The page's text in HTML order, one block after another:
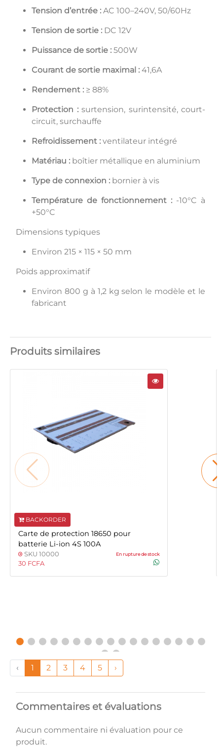
Tension d’entrée : AC 100–240V, 50/60Hz
Tension de sortie : DC 12V
Puissance de sortie : 500W
Courant de sortie maximal : 41,6A
Rendement : ≥ 88%
Protection :surtension, surintensité, court-
circuit, surchauffe
Refroidissement : ventilateur intégré
Matériau : boîtier métallique en aluminium
Type de connexion : bornier à vis
Température de fonctionnement : -10°C à
+50°C
Dimensions typiques
Environ 215 × 115 × 50 mm
Poids approximatif
Environ 800 g à 1,2 kg selon le modèle et le
fabricant
Produits similaires
BACKORDER
Carte de protection 18650 pour
batterie Li-ion 4S 100A
SKU 10000 En rupture de stock
30 FCFA
‹ 1 2 3 4 5 ›
Commentaires et évaluations
Aucun commentaire ni évaluation pour ce
produit.